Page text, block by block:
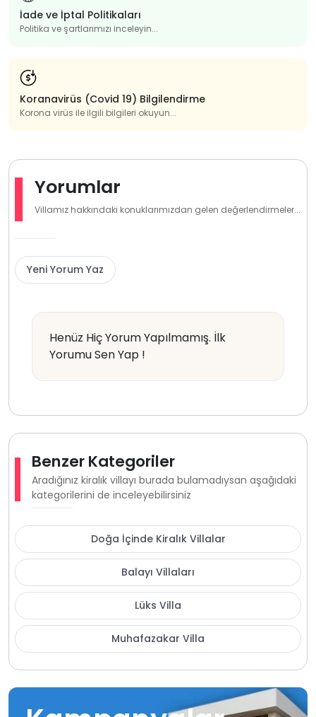
İade ve İptal Politikaları
Politika ve şartlarımızı inceleyin...
Koranavirüs (Covid 19) Bilgilendirme
Korona virüs ile ilgili bilgileri okuyun...
Yorumlar
Villamız hakkındaki konuklarımızdan gelen değerlendirmeler...
Yeni Yorum Yaz
Henüz Hiç Yorum Yapılmamış. İlk
Yorumu Sen Yap !
Benzer Kategoriler
Aradığınız kiralık villayı burada bulamadıysan aşağıdaki
kategorilerini de inceleyebilirsiniz
Doğa İçinde Kiralık Villalar
Balayı Villaları
Lüks Villa
Muhafazakar Villa